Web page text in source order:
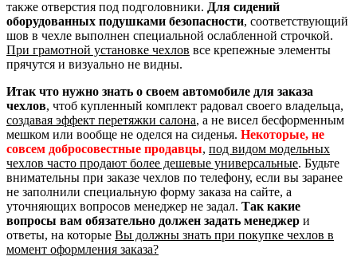
также отверстия под подголовники. Для сидений
оборудованных подушками безопасности, соответствующий
шов в чехле выполнен специальной ослабленной строчкой.
При грамотной установке чехлов все крепежные элементы
прячутся и визуально не видны.
Итак что нужно знать о своем автомобиле для заказа
чехлов, чтоб купленный комплект радовал своего владельца,
создавая эффект перетяжки салона, а не висел бесформенным
мешком или вообще не оделся на сиденья. Некоторые, не
совсем добросовестные продавцы, под видом модельных
чехлов часто продают более дешевые универсальные. Будьте
внимательны при заказе чехлов по телефону, если вы заранее
не заполнили специальную форму заказа на сайте, а
уточняющих вопросов менеджер не задал. Так какие
вопросы вам обязательно должен задать менеджер и
ответы, на которые Вы должны знать при покупке чехлов в
момент оформления заказа?